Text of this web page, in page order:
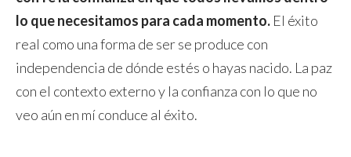
lo que necesitamos para cada momento. El éxito
real como una forma de ser se produce con
independencia de dónde estés o hayas nacido. La paz
con el contexto externo y la confianza con lo que no
veo aún en mí conduce al éxito.